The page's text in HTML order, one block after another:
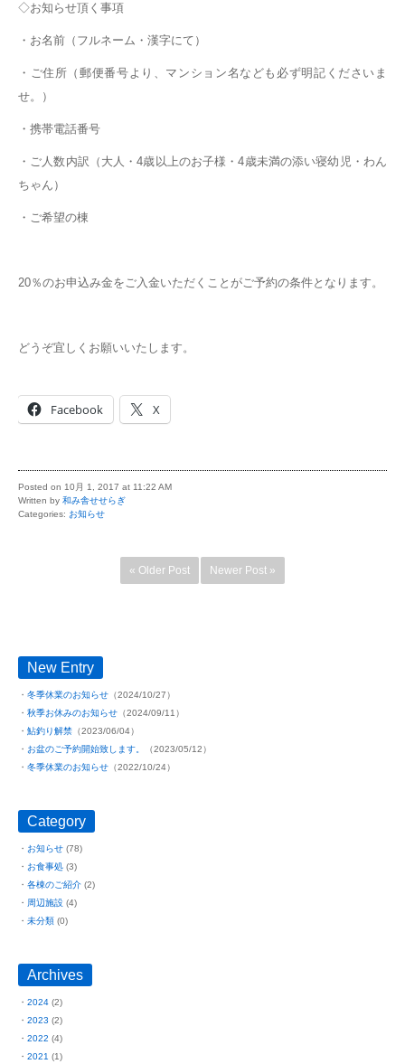
◇お知らせ頂く事項
・お名前（フルネーム・漢字にて）
・ご住所（郵便番号より、マンション名なども必ず明記くださいま
せ。）
・携帯電話番号
・ご人数内訳（大人・4歳以上のお子様・4歳未満の添い寝幼児・わん
ちゃん）
・ご希望の棟
20％のお申込み金をご入金いただくことがご予約の条件となります。
どうぞ宜しくお願いいたします。
Facebook X
Posted on 10月 1, 2017 at 11:22 AM
Written by 和み舎せせらぎ
Categories: お知らせ
« Older Post Newer Post »
New Entry
冬季休業のお知らせ （2024/10/27）
秋季お休みのお知らせ （2024/09/11）
鮎釣り解禁 （2023/06/04）
お盆のご予約開始致します。
（2023/05/12）
冬季休業のお知らせ （2022/10/24）
Category
お知らせ (78)
お食事処 (3)
各棟のご紹介 (2)
周辺施設 (4)
未分類 (0)
Archives
2024 (2)
2023 (2)
2022 (4)
2021 (1)